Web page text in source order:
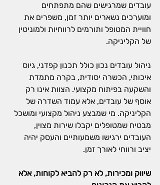
עובדים שמרגישים שהם מתפתחים
ומוערכים נשארים יותר זמן, משפרים את
חוויית המטופל ותורמים לרווחיות ולמוניטין
של הקליניקה.
ניהול עובדים נכון כולל תכנון קפדני, גיוס
איכותי, הכשרה יסודית, בקרה מתמדת
והשקעה בפיתוח מקצועי. הצוות אינו רק
אוסף של עובדים, אלא עמוד השדרה של
הקליניקה. מי שמבצע ניהול מקצועי ומושכל
מבטיח שמטופלים יקבלו שירות מצוין,
העובדים ירגישו משמעותיים והעסק יהיה
יציב ורווחי לאורך זמן.
שיווק ומכירות, לא רק להביא לקוחות, אלא